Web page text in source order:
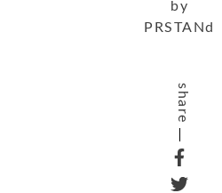
by
PRSTANd
share